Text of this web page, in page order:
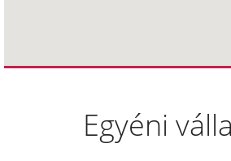
Egyéni